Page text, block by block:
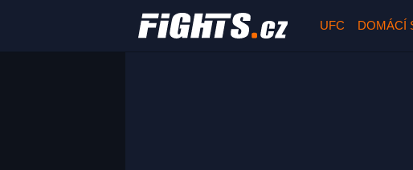
UFC DOMÁCÍ